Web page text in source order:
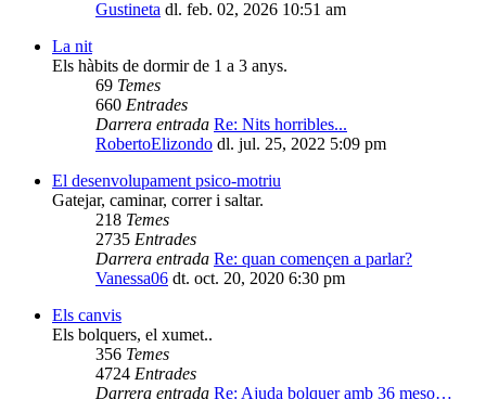
Gustineta dl. feb. 02, 2026 10:51 am
La nit
Els hàbits de dormir de 1 a 3 anys.
69 Temes
660 Entrades
Darrera entrada Re: Nits horribles...
RobertoElizondo dl. jul. 25, 2022 5:09 pm
El desenvolupament psico-motriu
Gatejar, caminar, correr i saltar.
218 Temes
2735 Entrades
Darrera entrada Re: quan començen a parlar?
Vanessa06 dt. oct. 20, 2020 6:30 pm
Els canvis
Els bolquers, el xumet..
356 Temes
4724 Entrades
Darrera entrada Re: Ajuda bolquer amb 36 meso…